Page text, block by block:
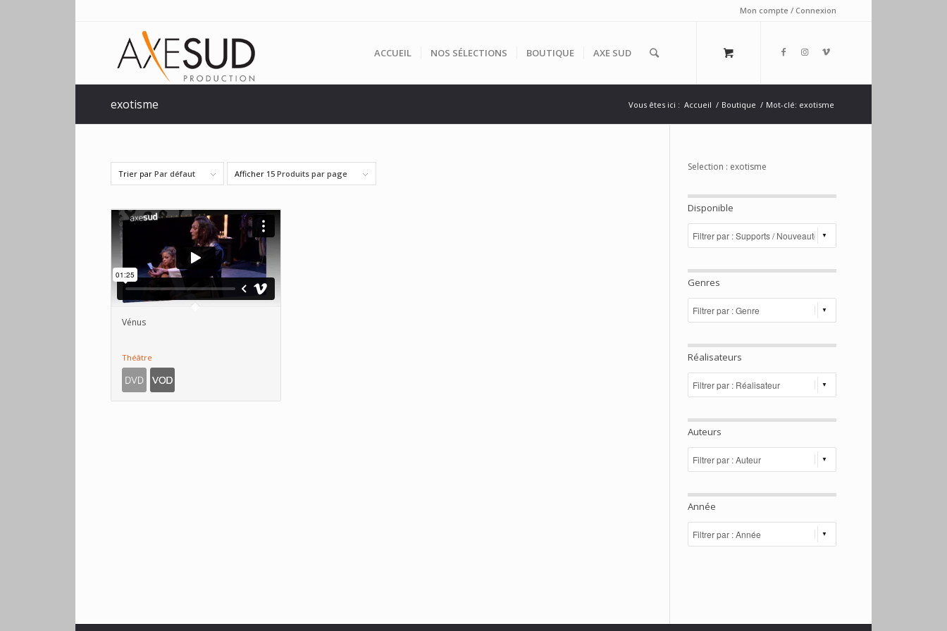
Mon compte / Connexion
ACCUEIL NOS SÉLECTIONS BOUTIQUE AXE SUD
exotisme Vous êtes ici : Accueil / Boutique / Mot-clé: exotisme
Trier par Par défaut Afficher 15 Produits par page
Vénus
Théâtre
Selection : exotisme
Disponible
Genres
Réalisateurs
Auteurs
Année